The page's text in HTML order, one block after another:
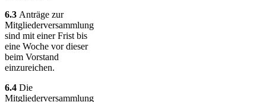
6.3 Anträge zur
Mitgliederversammlung
sind mit einer Frist bis
eine Woche vor dieser
beim Vorstand
einzureichen.
6.4 Die
Mitgliederversammlung